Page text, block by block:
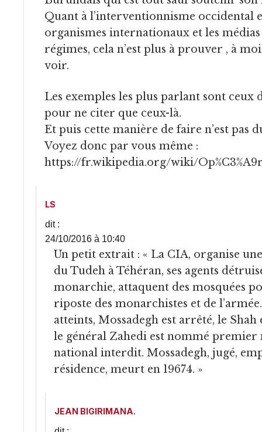
Quant à l’interventionnisme occidental
organismes internationaux et les
régimes, cela n’est plus à prouver , à
voir.
Les exemples les plus parlant sont ceux de Lybie et d’IRAK,
pour ne citer que ceux-là.
Et puis cette manière de faire n’est pas
Voyez donc par vous même :
https://fr.wikipedia.org/wiki/
LS
dit :
24/10/2016 à 10:40
Un petit extrait : « La CIA, organise une fausse manifestation
du Tudeh à Téhéran, ses agents
monarchie, attaquent des mosquées
riposte des monarchistes et de
atteints, Mossadegh est arrêté, le
le général Zahedi est nommé
national interdit. Mossadegh, jugé,
résidence, meurt en 19674. »
JEAN BIGIRIMANA.